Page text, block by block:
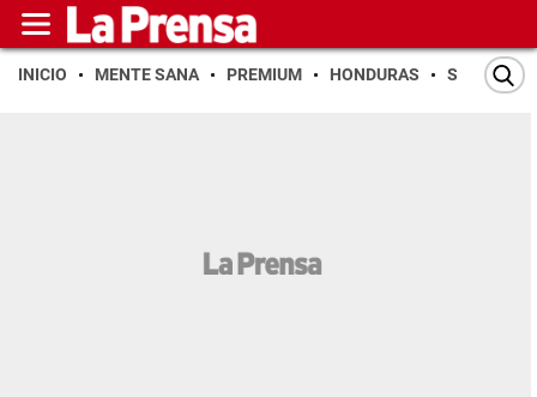
INICIO MENTE SANA PREMIUM HONDURAS SAN PEDRO